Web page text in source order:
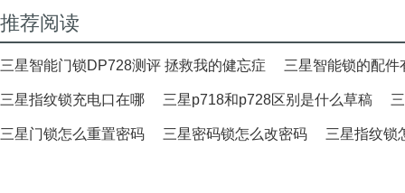
推荐阅读
三星智能门锁DP728测评 拯救我的健忘症 三星智能锁的配件
三星指纹锁充电口在哪 三星p718和p728区别是什么草稿
三星门锁怎么重置密码 三星密码锁怎么改密码 三星指纹锁